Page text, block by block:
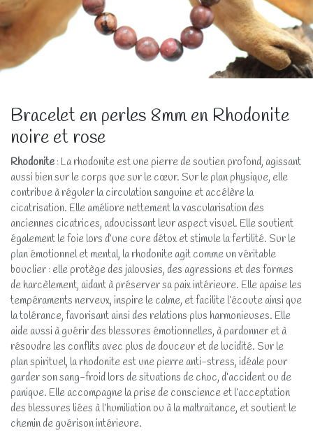
Bracelet en perles 8mm en Rhodonite
noire et rose
Rhodonite : La rhodonite est une pierre de soutien profond, agissant
aussi bien sur le corps que sur le cœur. Sur le plan physique, elle
contribue à réguler la circulation sanguine et accélère la
cicatrisation. Elle améliore nettement la vascularisation des
anciennes cicatrices, adoucissant leur aspect visuel. Elle soutient
également le foie lors d’une cure détox et stimule la fertilité. Sur le
plan émotionnel et mental, la rhodonite agit comme un véritable
bouclier : elle protège des jalousies, des agressions et des formes
de harcèlement, aidant à préserver sa paix intérieure. Elle apaise les
tempéraments nerveux, inspire le calme, et facilite l’écoute ainsi que
la tolérance, favorisant ainsi des relations plus harmonieuses. Elle
aide aussi à guérir des blessures émotionnelles, à pardonner et à
résoudre les conflits avec plus de douceur et de lucidité. Sur le
plan spirituel, la rhodonite est une pierre anti-stress, idéale pour
garder son sang-froid lors de situations de choc, d’accident ou de
panique. Elle accompagne la prise de conscience et l’acceptation
des blessures liées à l’humiliation ou à la maltraitance, et soutient le
chemin de guérison intérieure.